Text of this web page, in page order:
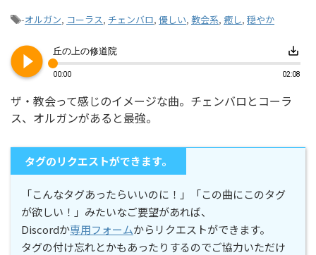
-オルガン, コーラス, チェンバロ, 優しい, 教会系, 癒し, 穏やか
play_circle_filled 丘の上の修道院 save_alt
00:00 02:08
ザ・教会って感じのイメージな曲。チェンバロとコーラ
ス、オルガンがあると最強。
タグのリクエストができます。
「こんなタグあったらいいのに！」「この曲にこのタグ
が欲しい！」みたいなご要望があれば、
Discordか専用フォームからリクエストができます。
タグの付け忘れとかもあったりするのでご協力いただけ